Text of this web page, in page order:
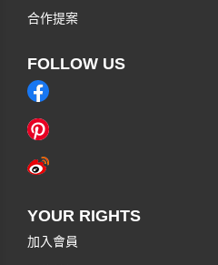
合作提案
FOLLOW US
YOUR RIGHTS
加入會員